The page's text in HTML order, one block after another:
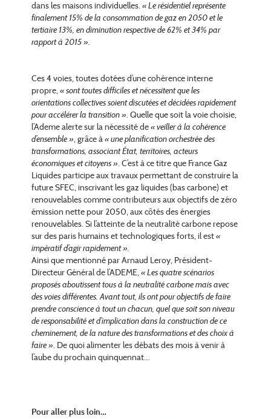
dans les maisons individuelles.« Le résidentiel représente
finalement 15% de la consommation de gaz en 2050 et le
tertiaire 13%, en diminution respective de 62% et 34% par
rapport à 2015 ».
Ces 4 voies, toutes dotées d’une cohérence interne
propre,« sont toutes difficiles et nécessitent que les
orientations collectives soient discutées et décidées rapidement
pour accélérer la transition » . Quelle que soit la voie choisie,
l’Ademe alerte sur la nécessité de« veiller à la cohérence
d’ensemble » , grâce à« une planification orchestrée des
transformations, associant État, territoires, acteurs
économiques et citoyens » . C’est à ce titre que France Gaz
Liquides participe aux travaux permettant de construire la
future SFEC, inscrivant les gaz liquides (bas carbone) et
renouvelables comme contributeurs aux objectifs de zéro
émission nette pour 2050, aux côtés des énergies
renouvelables. Si l’atteinte de la neutralité carbone repose
sur des paris humains et technologiques forts, il est«
impératif d’agir rapidement ».
Ainsi que mentionné par Arnaud Leroy, Président-
Directeur Général de l’ADEME,« Les quatre scénarios
proposés aboutissent tous à la neutralité carbone mais avec
des voies différentes. Avant tout, ils ont pour objectifs de faire
prendre conscience à tout un chacun, quel que soit son niveau
de responsabilité et d’implication dans la construction de ce
cheminement, de la nature des transformations et des choix à
faire » . De quoi alimenter les débats des mois à venir à
l’aube du prochain quinquennat…
Pour aller plus loin…